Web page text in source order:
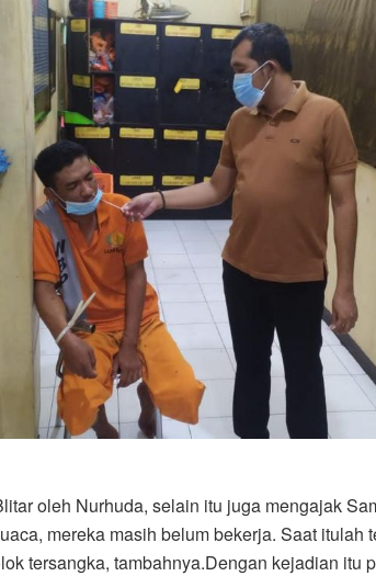
oleh Nurhuda, selain itu juga mengajak
mereka masih belum bekerja. Saat itulah
tersangka, tambahnya.Dengan kejadian itu